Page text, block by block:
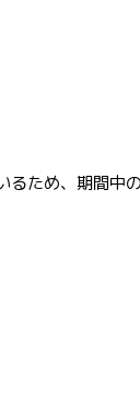
ため、期間中